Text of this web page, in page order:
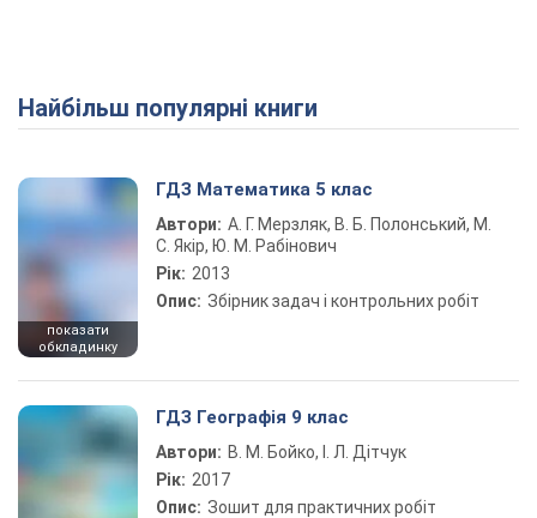
Play Video
Найбільш популярні книги
показати
обкладинку
ГДЗ Математика 5 клас
Автори: А. Г. Мерзляк, В. Б. Полонський, М.
С. Якір, Ю. М. Рабінович
Рік: 2013
Опис: Збірник задач і контрольних робіт
ГДЗ Географія 9 клас
Автори: В. М. Бойко, І. Л. Дітчук
Рік: 2017
Опис: Зошит для практичних робіт